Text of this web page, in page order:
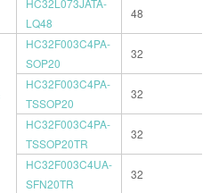
HC32L073JATA-
LQ48
48
HC32F003C4PA-
SOP20
32
HC32F003C4PA-
TSSOP20
32
HC32F003C4PA-
TSSOP20TR
32
HC32F003C4UA-
SFN20TR
32